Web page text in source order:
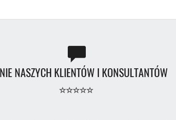
NASZYCH KLIENTÓW I KONSULTANTÓW